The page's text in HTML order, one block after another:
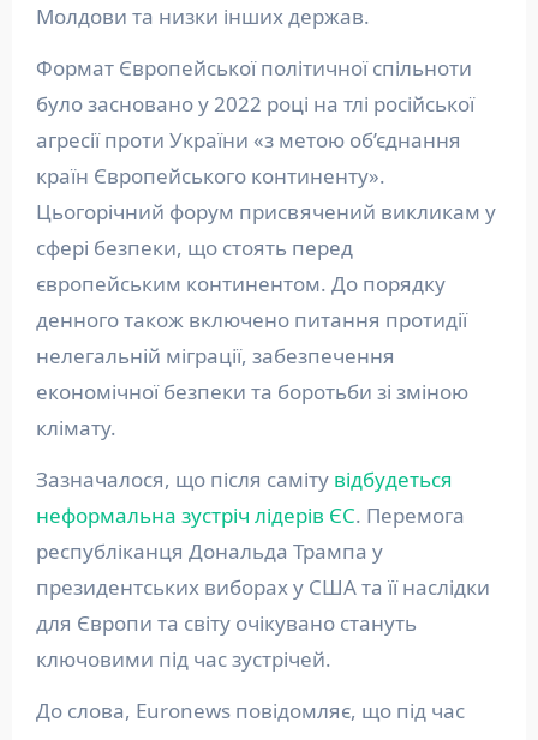
Молдови та низки інших держав.
Формат Європейської політичної спільноти
було засновано у 2022 році на тлі російської
агресії проти України «з метою об’єднання
країн Європейського континенту».
Цьогорічний форум присвячений викликам у
сфері безпеки, що стоять перед
європейським континентом. До порядку
денного також включено питання протидії
нелегальній міграції, забезпечення
економічної безпеки та боротьби зі зміною
клімату.
Зазначалося, що після саміту відбудеться
неформальна зустріч лідерів ЄС. Перемога
республіканця Дональда Трампа у
президентських виборах у США та її наслідки
для Європи та світу очікувано стануть
ключовими під час зустрічей.
До слова, Euronews повідомляє, що під час